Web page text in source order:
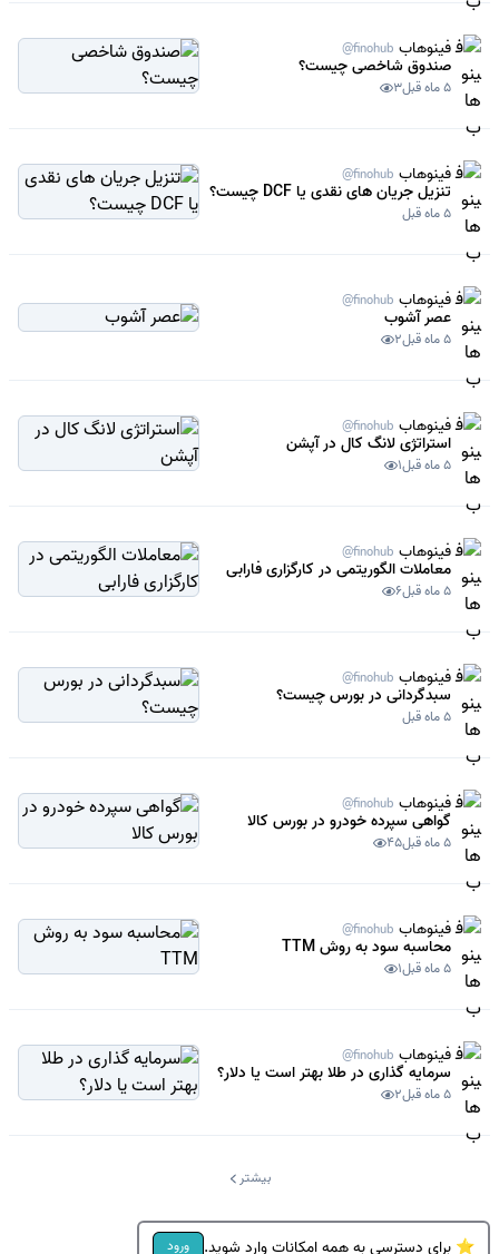
فینوهاب @finohub
صندوق شاخصی چیست؟
5 ماه قبل 3
فینوهاب @finohub
تنزیل جریان های نقدی یا DCF چیست؟
5 ماه قبل
فینوهاب @finohub
عصر آشوب
5 ماه قبل 2
فینوهاب @finohub
استراتژی لانگ کال در آپشن
5 ماه قبل 1
فینوهاب @finohub
معاملات الگوریتمی در کارگزاری فارابی
5 ماه قبل 6
فینوهاب @finohub
سبدگردانی در بورس چیست؟
5 ماه قبل
فینوهاب @finohub
گواهی سپرده خودرو در بورس کالا
5 ماه قبل 45
فینوهاب @finohub
محاسبه سود به روش TTM
5 ماه قبل 1
فینوهاب @finohub
سرمایه گذاری در طلا بهتر است یا دلار؟
5 ماه قبل 2
بیشتر
⭐ برای دسترسی به همه امکانات وارد شوید. ورود